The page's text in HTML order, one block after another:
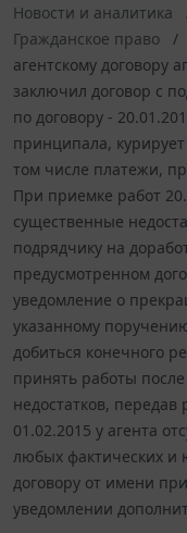
Новости и аналитика
Гражданское право
агентскому договору
заключил договор с
по договору -
принципала,
том числе платежи,
При приемке работ
существенные
подрядчику на
предусмотренном
уведомление о
указанному
добиться конечного
принять работы
недостатков,
01.02.2015 у агента
любых фактических и
договору от имени
уведомлении